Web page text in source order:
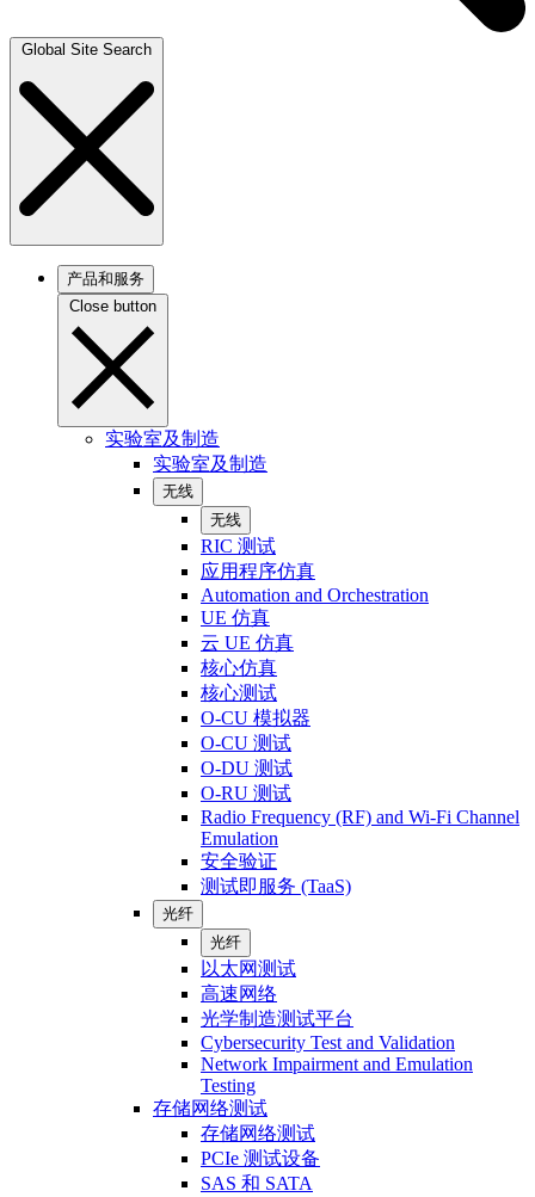
Global Site Search
产品和服务
Close button
实验室及制造
实验室及制造
无线
无线
RIC 测试
应用程序仿真
Automation and Orchestration
UE 仿真
云 UE 仿真
核心仿真
核心测试
O-CU 模拟器
O-CU 测试
O-DU 测试
O-RU 测试
Radio Frequency (RF) and Wi-Fi Channel
Emulation
安全验证
测试即服务 (TaaS)
光纤
光纤
以太网测试
高速网络
光学制造测试平台
Cybersecurity Test and Validation
Network Impairment and Emulation
Testing
存储网络测试
存储网络测试
PCIe 测试设备
SAS 和 SATA